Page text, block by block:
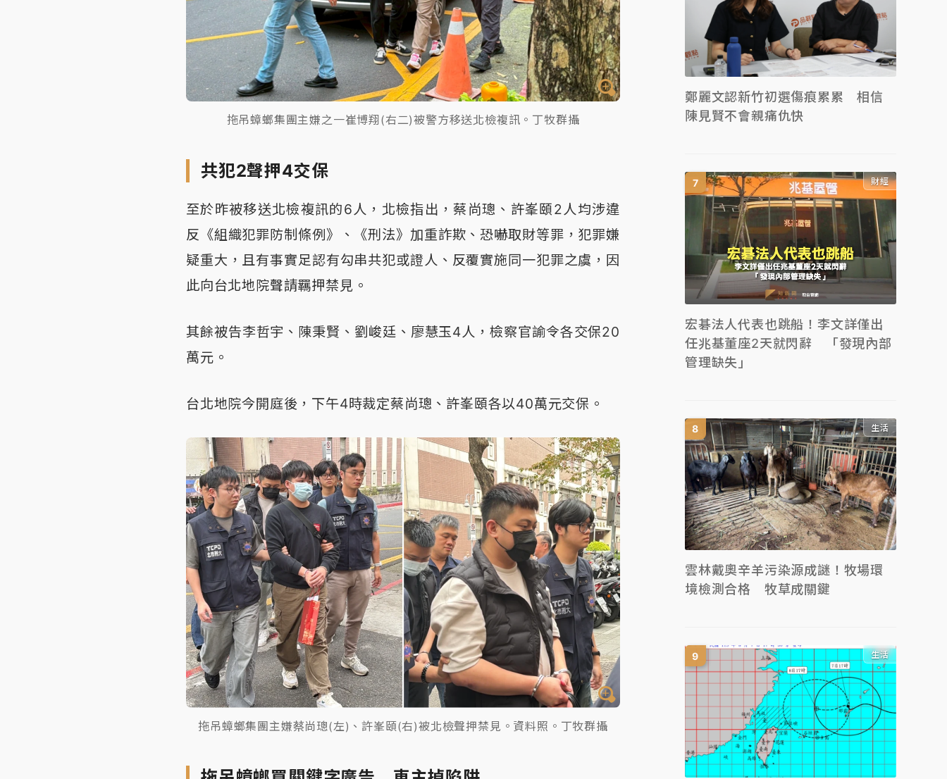
拖吊蟑螂集團主嫌之一崔博翔(右二)被警方移送北檢複訊。丁牧群攝
共犯2聲押4交保
至於昨被移送北檢複訊的6人，北檢指出，蔡尚璁、許峯頤2人均涉違
反《組織犯罪防制條例》、《刑法》加重詐欺、恐嚇取財等罪，犯罪嫌
疑重大，且有事實足認有勾串共犯或證人、反覆實施同一犯罪之虞，因
此向台北地院聲請羈押禁見。
其餘被告李哲宇、陳秉賢、劉峻廷、廖慧玉4人，檢察官諭令各交保20
萬元。
台北地院今開庭後，下午4時裁定蔡尚璁、許峯頤各以40萬元交保。
拖吊蟑螂集團主嫌蔡尚璁(左)、許峯頤(右)被北檢聲押禁見。資料照。丁牧群攝
鄭麗文認新竹初選傷痕累累 相信
陳見賢不會親痛仇快
財經
宏碁法人代表也跳船！李文詳僅出
任兆基董座2天就閃辭 「發現內部
管理缺失」
生活
雲林戴奧辛羊污染源成謎！牧場環
境檢測合格 牧草成關鍵
生活